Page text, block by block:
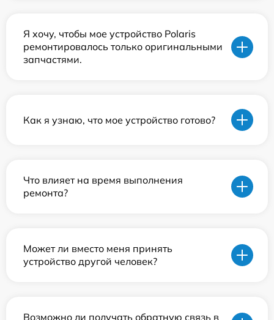
Я хочу, чтобы мое устройство Polaris
ремонтировалось только оригинальными
запчастями.
Как я узнаю, что мое устройство готово?
Что влияет на время выполнения
ремонта?
Может ли вместо меня принять
устройство другой человек?
Возможно ли получать обратную связь в